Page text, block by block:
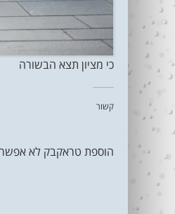
כי מציון תצא הבשורה
קשור
הוספת טראקבק לא